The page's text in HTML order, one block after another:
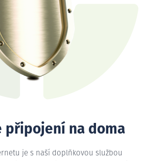
připojení na doma
je s naší doplňkovou službou